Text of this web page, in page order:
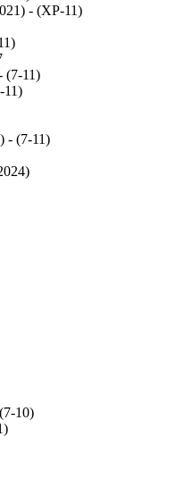
- (XP-11)
(7-11)
11)
- (7-11)
10)